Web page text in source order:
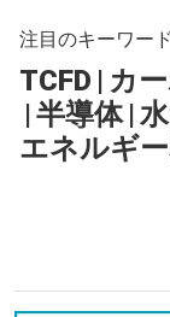
注目のキーワー
TCFD | カ
|半導体 |
エネルギ